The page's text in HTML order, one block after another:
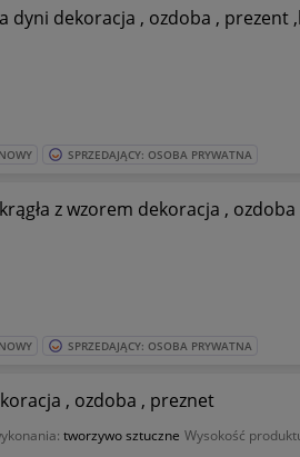
dyni dekoracja , ozdoba , prezent
SPRZEDAJĄCY: OSOBA PRYWATNA
z wzorem dekoracja , ozdoba
SPRZEDAJĄCY: OSOBA PRYWATNA
, ozdoba , preznet
tworzywo sztuczne Wysokość